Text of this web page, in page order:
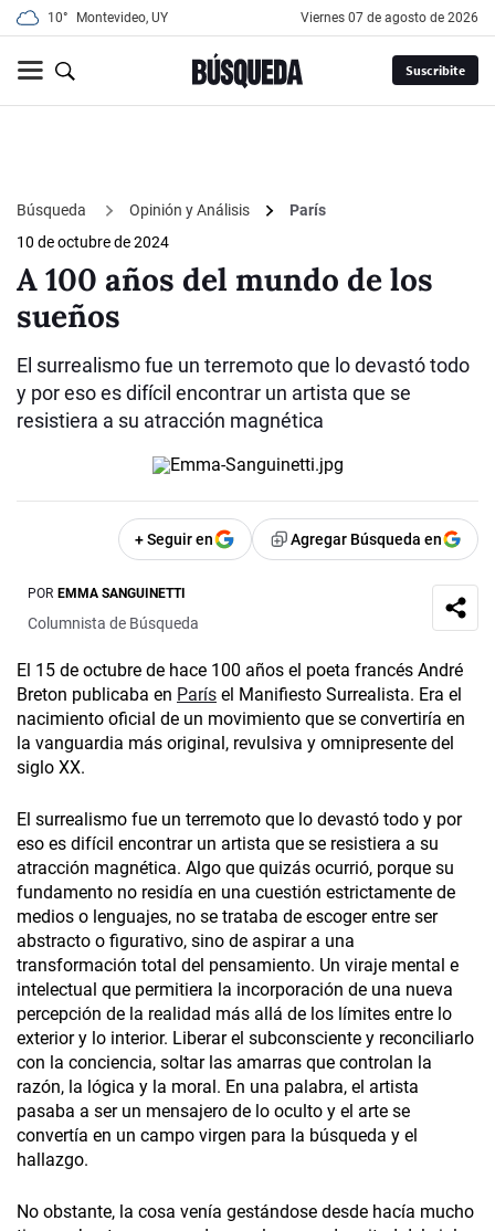
10° Montevideo, UY viernes 07 de agosto de 2026
Suscribite
Búsqueda Opinión y Análisis
París
10 de octubre de 2024
A 100 años del mundo de los
sueños
El surrealismo fue un terremoto que lo devastó todo
y por eso es difícil encontrar un artista que se
resistiera a su atracción magnética
+ Seguir en Agregar Búsqueda en
POR EMMA SANGUINETTI
Columnista de Búsqueda
El 15 de octubre de hace 100 años el poeta francés André
Breton publicaba en París el Manifiesto Surrealista. Era el
nacimiento oficial de un movimiento que se convertiría en
la vanguardia más original, revulsiva y omnipresente del
siglo XX.
El surrealismo fue un terremoto que lo devastó todo y por
eso es difícil encontrar un artista que se resistiera a su
atracción magnética. Algo que quizás ocurrió, porque su
fundamento no residía en una cuestión estrictamente de
medios o lenguajes, no se trataba de escoger entre ser
abstracto o figurativo, sino de aspirar a una
transformación total del pensamiento. Un viraje mental e
intelectual que permitiera la incorporación de una nueva
percepción de la realidad más allá de los límites entre lo
exterior y lo interior. Liberar el subconsciente y reconciliarlo
con la conciencia, soltar las amarras que controlan la
razón, la lógica y la moral. En una palabra, el artista
pasaba a ser un mensajero de lo oculto y el arte se
convertía en un campo virgen para la búsqueda y el
hallazgo.
No obstante, la cosa venía gestándose desde hacía mucho